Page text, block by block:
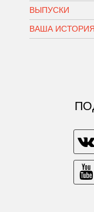
ВЫПУСКИ
ВАША ИСТОРИЯ